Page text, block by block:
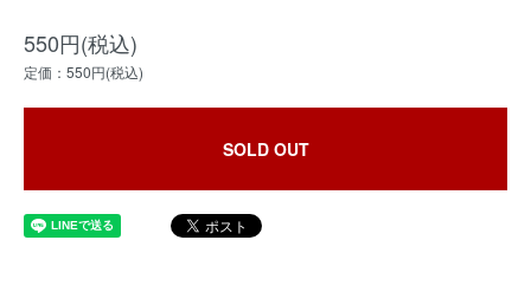
550円(税込)
定価：550円(税込)
SOLD OUT